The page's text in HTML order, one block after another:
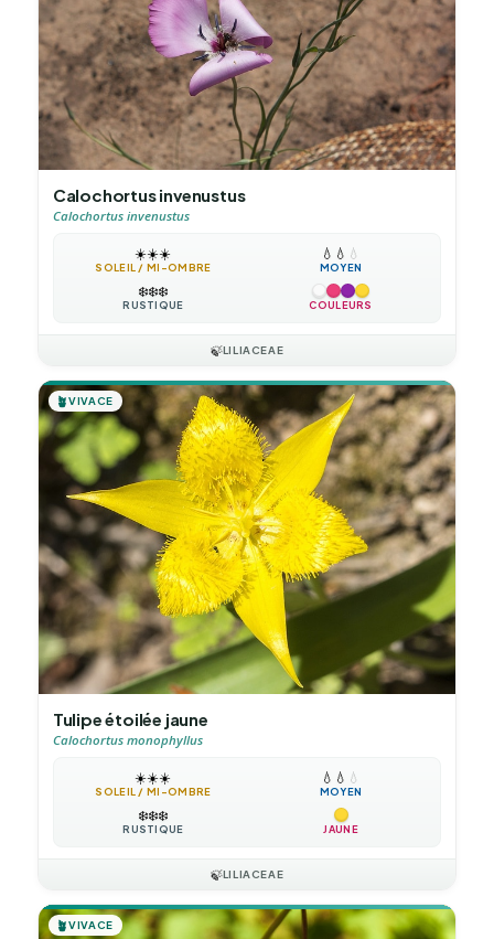
Calochortus invenustus
Calochortus invenustus
☀️☀️☀️
SOLEIL / MI-OMBRE
💧 💧 💧
MOYEN
❄️❄️❄️
RUSTIQUE COULEURS
🍃LILIACEAE
🪴VIVACE
Tulipe étoilée jaune
Calochortus monophyllus
☀️☀️☀️
SOLEIL / MI-OMBRE
💧 💧 💧
MOYEN
❄️❄️❄️
RUSTIQUE JAUNE
🍃LILIACEAE
🪴VIVACE